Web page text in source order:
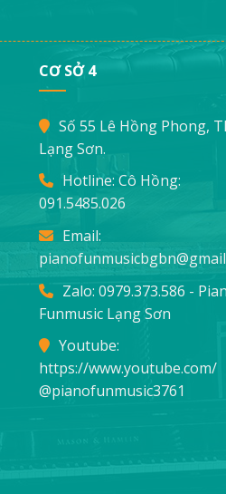
CƠ SỞ 4
Số 55 Lê Hồng Phong,
Lạng Sơn.
Hotline: Cô Hồng:
091.5485.026
Email:
Zalo: 0979.373.586 -
Funmusic Lạng Sơn
Youtube:
https://www.youtube.com/
@pianofunmusic3761